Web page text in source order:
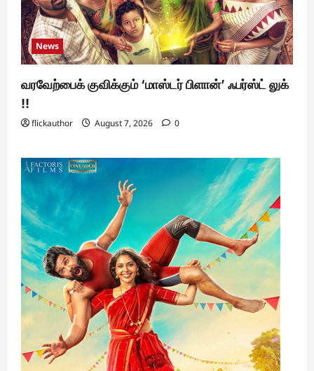
News
வரவேற்பைக் குவிக்கும் ‘மாஸ்டர் பிளான்’ ஃபர்ஸ்ட் லுக்
!!
flickauthor August 7, 2026 0